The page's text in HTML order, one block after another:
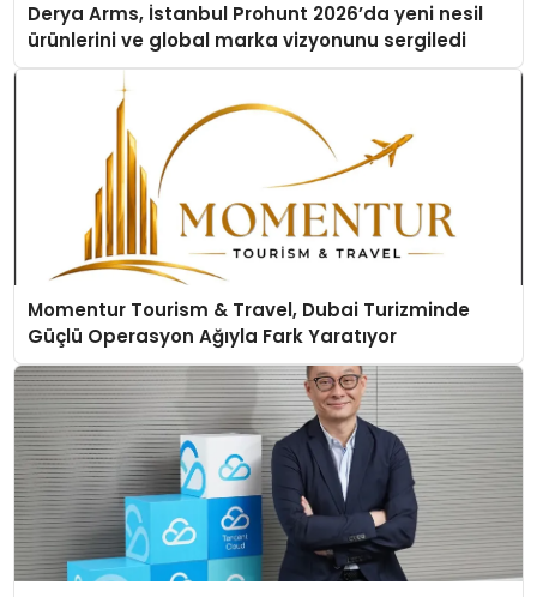
Derya Arms, İstanbul Prohunt 2026’da yeni nesil
ürünlerini ve global marka vizyonunu sergiledi
Momentur Tourism & Travel, Dubai Turizminde
Güçlü Operasyon Ağıyla Fark Yaratıyor